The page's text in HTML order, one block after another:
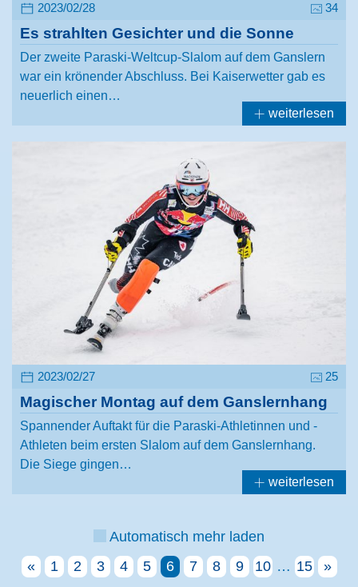
2023/02/28 34
Es strahlten Gesichter und die Sonne
Der zweite Paraski-Weltcup-Slalom auf dem Ganslern
war ein krönender Abschluss. Bei Kaiserwetter gab es
neuerlich einen…
weiterlesen
2023/02/27 25
Magischer Montag auf dem Ganslernhang
Spannender Auftakt für die Paraski-Athletinnen und -
Athleten beim ersten Slalom auf dem Ganslernhang.
Die Siege gingen…
weiterlesen
Automatisch mehr laden
«
1 2 3 4 5 6 7 8 9 10 … 15 »